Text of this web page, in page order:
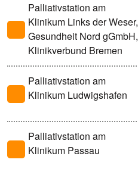
Palliativstation am
Klinikum Links der Weser,
Gesundheit Nord gGmbH,
Klinikverbund Bremen
Palliativstation am
Klinikum Ludwigshafen
Palliativstation am
Klinikum Passau